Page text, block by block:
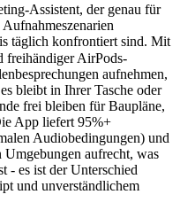
Assistent, der genau für
täglich konfrontiert sind. Mit
freihändiger AirPods-
aufnehmen,
bleibt in Ihrer Tasche oder
frei bleiben für Baupläne,
App liefert 95%+
Audiobedingungen) und
aufrecht, was
- es ist der Unterschied
und unverständlichem